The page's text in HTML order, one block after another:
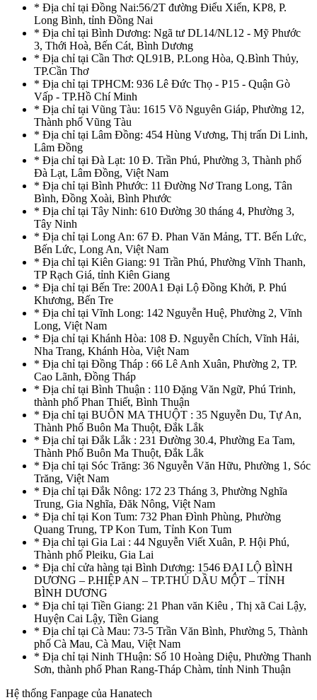
* Địa chỉ tại Đồng Nai:56/2T đường Điểu Xiển, KP8, P.
Long Bình, tỉnh Đồng Nai
* Địa chỉ tại Bình Dương: Ngã tư DL14/NL12 - Mỹ Phước
3, Thới Hoà, Bến Cát, Bình Dương
* Địa chỉ tại Cần Thơ: QL91B, P.Long Hòa, Q.Bình Thủy,
TP.Cần Thơ
* Địa chỉ tại TPHCM: 936 Lê Đức Thọ - P15 - Quận Gò
Vấp - TP.Hồ Chí Minh
* Địa chỉ tại Vũng Tàu: 1615 Võ Nguyên Giáp, Phường 12,
Thành phố Vũng Tàu
* Địa chỉ tại Lâm Đồng: 454 Hùng Vương, Thị trấn Di Linh,
Lâm Đồng
* Địa chỉ tại Đà Lạt: 10 Đ. Trần Phú, Phường 3, Thành phố
Đà Lạt, Lâm Đồng, Việt Nam
* Địa chỉ tại Bình Phước: 11 Đường Nơ Trang Long, Tân
Bình, Đồng Xoài, Bình Phước
* Địa chỉ tại Tây Ninh: 610 Đường 30 tháng 4, Phường 3,
Tây Ninh
* Địa chỉ tại Long An: 67 Đ. Phan Văn Mảng, TT. Bến Lức,
Bến Lức, Long An, Việt Nam
* Địa chỉ tại Kiên Giang: 91 Trần Phú, Phường Vĩnh Thanh,
TP Rạch Giá, tỉnh Kiên Giang
* Địa chỉ tại Bến Tre: 200A1 Đại Lộ Đồng Khởi, P. Phú
Khương, Bến Tre
* Địa chỉ tại Vĩnh Long: 142 Nguyễn Huệ, Phường 2, Vĩnh
Long, Việt Nam
* Địa chỉ tại Khánh Hòa: 108 Đ. Nguyễn Chích, Vĩnh Hải,
Nha Trang, Khánh Hòa, Việt Nam
* Địa chỉ tại Đồng Tháp : 66 Lê Anh Xuân, Phường 2, TP.
Cao Lãnh, Đồng Tháp
* Địa chỉ tại Bình Thuận : 110 Đặng Văn Ngữ, Phú Trinh,
thành phố Phan Thiết, Bình Thuận
* Địa chỉ tại BUÔN MA THUỘT : 35 Nguyễn Du, Tự An,
Thành Phố Buôn Ma Thuột, Đắk Lắk
* Địa chỉ tại Đắk Lắk : 231 Đường 30.4, Phường Ea Tam,
Thành Phố Buôn Ma Thuột, Đắk Lắk
* Địa chỉ tại Sóc Trăng: 36 Nguyễn Văn Hữu, Phường 1, Sóc
Trăng, Việt Nam
* Địa chỉ tại Đắk Nông: 172 23 Tháng 3, Phường Nghĩa
Trung, Gia Nghĩa, Đăk Nông, Việt Nam
* Địa chỉ tại Kon Tum: 732 Phan Đình Phùng, Phường
Quang Trung, TP Kon Tum, Tỉnh Kon Tum
* Địa chỉ tại Gia Lai : 44 Nguyễn Viết Xuân, P. Hội Phú,
Thành phố Pleiku, Gia Lai
* Địa chỉ cửa hàng tại Bình Dương: 1546 ĐẠI LỘ BÌNH
DƯƠNG – P.HIỆP AN – TP.THỦ DẦU MỘT – TỈNH
BÌNH DƯƠNG
* Địa chỉ tại Tiền Giang: 21 Phan văn Kiêu , Thị xã Cai Lậy,
Huyện Cai Lậy, Tiền Giang
* Địa chỉ tại Cà Mau: 73-5 Trần Văn Bình, Phường 5, Thành
phố Cà Mau, Cà Mau, Việt Nam
* Địa chỉ tại Ninh THuận: Số 10 Hoàng Diệu, Phường Thanh
Sơn, thành phố Phan Rang-Tháp Chàm, tỉnh Ninh Thuận
Hệ thống Fanpage của Hanatech